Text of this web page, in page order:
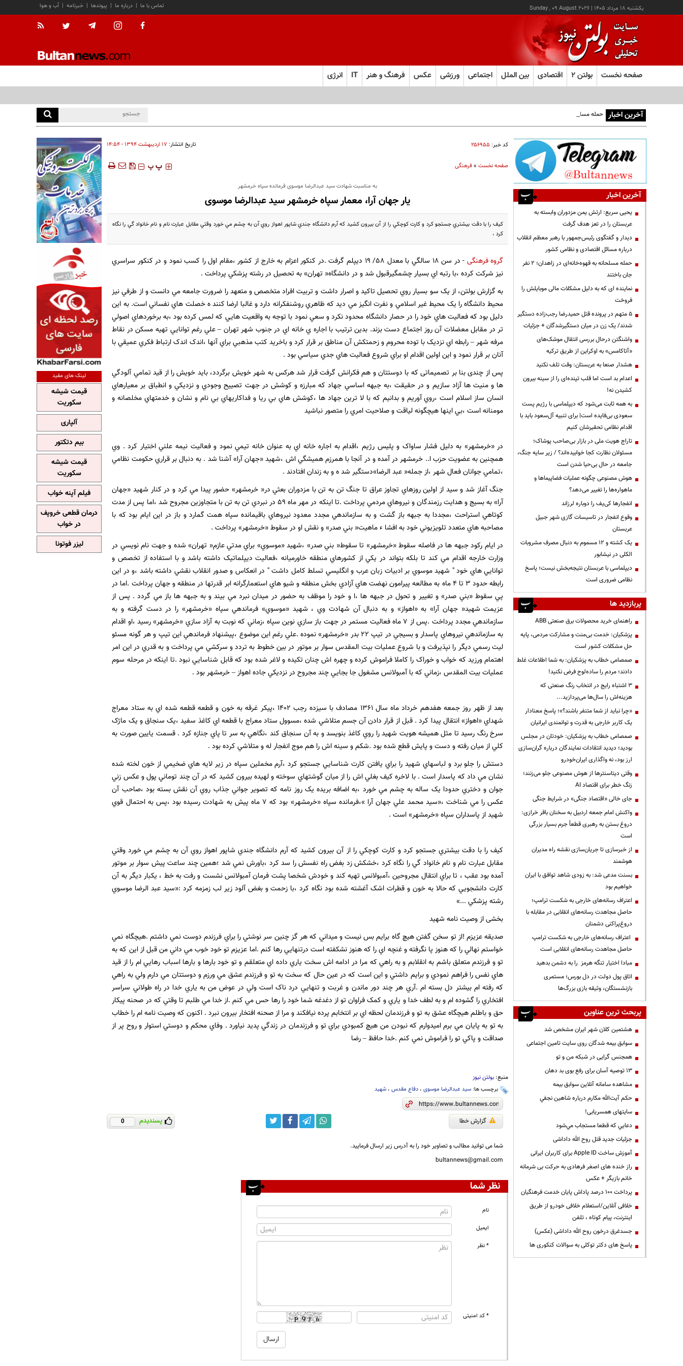
يکشنبه ۱۸ مرداد ۱۴۰۵ |
Sunday , 09 August 2026 آب و هوا | خبرنامه | پیوندها | درباره ما | تماس با ما
صفحه نخست بولتن ۲ اقتصادی بین الملل اجتماعی ورزشی عکس فرهنگ و هنر IT انرژی
آخرین اخبار حمله مسلحانه به قهوه‌خانه‌ای در زاهدان؛ ۲ نفر جان باختند
کد خبر: ۲۵۶۹۵۵ تاریخ انتشار: ۱۷ ارديبهشت ۱۳۹۴ - ۱۴:۵۴
صفحه نخست»فرهنگی ‍‍‍ پ پ
به مناسبت شهادت سید عبدالرضا موسوی فرمانده سپاه خرمشهر
یار جهان آرا، معمار سپاه خرمشهر سید عبدالرضا موسوی
کيف را با دقت بيشتري جستجو کرد و کارت کوچکي را از آن بيرون کشيد که آرم دانشگاه جندي شاپور اهواز روي آن به چشم مي خورد وقتي مقابل عبارت نام و نام خانواد گي را نگاه
کرد ،
گروه فرهنگی
- در سن 18 سالگي با معدل 58/ 19 ديپلم گرفت .در کنکور اعزام به خارج از کشور ،مقام اول را کسب نمود و در کنکور سراسري
نيز شرکت کرده ،با رتبه اي بسيار چشمگيرقبول شد و در دانشگاه« تهران» به تحصيل در رشته پزشکي پرداخت .
به گزارش بولتن، از يک سو بسيار روي تحصيل تاکيد و اصرار داشت و تربيت افراد متخصص و متعهد را ضرورت جامعه مي دانست و از طرفي نيز
محيط دانشگاه را يک محيط غير اسلامي و نفرت انگيز مي ديد که ظاهري روشنفکرانه دارد و غالبا ارضا کنند ه خصلت هاي نفساني است. به اين
دليل بود که فعاليت هاي خود را در حصار دانشگاه محدود نکرد و سعي نمود با توجه به واقعيت هايي که لمس کرده بود ،به برخوردهاي اصولي
تر در مقابل معضلات آن روز اجتماع دست بزند. بدين ترتيب با اجاره ي خانه اي در جنوب شهر تهران – علي رغم توانايي تهيه مسکن در نقاط
مرفه شهر – رابطه اي نزديک با توده محروم و زحمتکش آن مناطق بر قرار کرد و باخريد کتب مذهبي براي آنها ،اندک اندک ارتباط فکري عميقي با
آنان بر قرار نمود و اين اولين اقدام او براي شروع فعاليت هاي جدي سياسي بود .
پس از چندی بنا بر تصمیماتی که با دوستتان و هم فکرانش گرفت قرار شد هرکس به شهر خویش برگردد، بايد خويش را از قيد تمامي آلودگي
ها و منيت ها آزاد سازيم و در حقيقت ،به جبهه اساسي جهاد که مبارزه و کوشش در جهت تصييح وجودي و نزديکي و انطباق بر معيارهاي
انسان ساز اسلام است ،روي آوريم و بدانيم که با لا ترين جهاد ها ،کوشش هاي بي ريا و فداکاريهاي بي نام و نشان و خدمتهاي مخلصانه و
مومنانه است ،بي اينها هيچگونه لياقت و صلاحيت امري را متصور نباشيد
در «خرمشهر» به دليل فشار ساواک و پليس رژيم ،اقدام به اجاره خانه اي به عنوان خانه تيمي نمود و فعاليت نيمه علني اختيار کرد . وي
همچنين به عضويت حزب ا.. خرمشهر در آمده و در آنجا با همرزم هميشگي اش ،شهيد «جهان آرا» آشنا شد . به دنبال بر قراري حکومت نظامي
،تمامي جوانان فعال شهر ،از جمله« عبد الرضا»دستگير شد ه و به زندان افتادند .
جنگ آغاز شد و سيد از اولين روزهاي تجاوز عراق تا جنگ تن به تن با مزدوران بعثي در« خرمشهر» حضور پيدا مي کرد و در کنار شهيد «جهان
آرا» به بسيج و هدايت رزمندگان و نيروهاي مردمي پرداخت .تا اينکه در مهر ماه 59 در نبردي تن به تن با متجاوزين مجروح شد ،اما پس از مدت
کوتاهي استراحت ،مجددا به جبهه باز گشت و به سازماندهي مجدد معدود نيروهاي باقيمانده سپاه همت گمارد و باز در اين ايام بود که با
مصاحبه هاي متعدد تلويزيوني خود به افشا ء ماهيت« بني صدر» و نقش او در سقوط «خرمشهر» پرداخت .
در ايام رکود جبهه ها در فاصله سقوط «خرمشهر» تا سقوط« بني صدر» ،شهيد «موسوي» براي مدتي عازم« تهران» شده و جهت نام نويسي در
وزارت خارجه اقدام مي کند تا بلکه بتواند در يکي از کشورهاي منطقه خاورميانه ،فعاليت ديپلماتيک داشته باشد و با استفاده از تخصص و
توانايي هاي خود " شهيد موسوي بر ادبيات زبان عرب و انگليسي تسلط کامل داشت " در انعکاس و صدور انقلاب نقشي داشته باشد ،و در اين
رابطه حدود 3 تا 4 ماه به مطالعه پيرامون نهضت هاي آزادي بخش منطقه و شيو هاي استعمارگرانه ابر قدرتها در منطقه و جهان پرداخت .اما در
پي سقوط «بني صدر» و تغيير و تحول در جبهه ها ،ا و خود را موظف به حضور در ميدان نبرد مي بيند و به جبهه ها باز مي گردد . پس از
عزيمت شهيد« جهان آرا» به «اهواز» و به دنبال آن شهادت وي ، شهيد «موسوي» فرماندهي سپاه «خرمشهر» را در دست گرفته و به
سازماندهي مجدد پرداخت .پس از 7 ماه فعاليت مستمر در جهت باز سازي نوين سپاه ،زماني که نوبت به آزاد سازي «خرمشهر» رسيد ،او اقدام
به سازماندهي نيروهاي پاسدار و بسيجي در تيپ 22 بدر «خرمشهر» نموده .علي رغم اين موضوع ،پيشنهاد فرماندهي اين تيپ و هر گونه مسئو
ليت رسمي ديگر را نپذيرفت و با شروع عمليات بيت المقدس سوار بر موتور در بين خطوط به تردد و سرکشي مي پرداخت و به قدري در اين امر
اهتمام ورزيد که خواب و خوراک را کاملا فراموش کرده و چهره اش چنان تکيده و لاغر شده بود که قابل شناسايي نبود .تا اينکه در مرحله سوم
عمليات بيت المقدس ،زماني که با آمبولانس مشغول جا بجايي چند مجروح در نزديکي جاده اهواز – خرمشهر بود .
بعد از ظهر روز جمعه هفدهم خرداد ماه سال 1361 مصادف با سيزده رجب 1402 ،پيکر غرقه به خون و قطعه قطعه شده اي به ستاد معراج
شهداي «اهواز» انتقال پيدا کرد . قبل از قرار دادن آن جسم متلاشي شده ،مسوول ستاد معراج با قطعه اي کاغذ سفيد ،يک سنجاق و يک ماژک
سرخ رنگ رسيد تا مثل هميشه هويت شهيد را روي کاغذ بنويسد و به آن سنجاق کند ،نگاهي به سر تا پاي جنازه کرد . قسمت يايين صورت به
کلي از ميان رفته و دست و پايش قطع شده بود .شکم و سينه اش را هم موج انفجار له و متلاشي کرده بود .
دستش را جلو برد و لباسهاي شهيد را براي يافتن کارت شناسايي جستجو کرد ،آرم مخملين سپاه در زير لايه هاي ضخيمي از خون لخته شده
نشان مي داد که پاسدار است . با لاخره کيف بغلي اش را از ميان گوشتهاي سوخته و لهيده بيرون کشيد که در آن چند توماني پول و عکس زني
جوان و دختري حدودا يک ساله به چشم مي خورد ،به اضافه بريده يک روز نامه که تصوير جواني جذاب روي آن نقش بسته بود ،صاحب آن
عکس را مي شناخت ،«سيد محمد علي جهان آرا »،فرمانده سپاه «خرمشهر» بود که 7 ماه پيش به شهادت رسيده بود ،پس به احتمال قوي
شهيد از پاسداران سپاه «خرمشهر» است .
کيف را با دقت بيشتري جستجو کرد و کارت کوچکي را از آن بيرون کشيد که آرم دانشگاه جندي شاپور اهواز روي آن به چشم مي خورد وقتي
مقابل عبارت نام و نام خانواد گي را نگاه کرد ،خشکش زد بغض راه نفسش را سد کرد ،باورش نمي شد ؛همين چند ساعت پيش سوار بر موتور
آمده بود عقب ، تا براي انتقال مجروحين ،آمبولانس تهيه کند و خودش شخصا پشت فرمان آمبولانس نشست و رفت به خط ، يکبار ديگر به آن
کارت دانشجويي که حالا به خون و قطرات اشک آغشته شده بود نگاه کرد ،با زحمت و بغض آلود زير لب زمزمه کرد :«سيد عبد الرضا موسوي
رشته پزشکي ...»
بخشی از وصیت نامه شهید
صديقه عزيزم !از تو سخن گفتن هيچ گاه برايم بس نيست و ميداني که هر گز چنين سر نوشتي را براي فرزندم دوست نمي داشتم .هيچگاه نمي
خواستم نهالي را که هنوز پا نگرفته و غنچه اي را که هنوز نشکفته است درتنهايي رها کنم .اما عزيزم تو خود خوب مي داني من قبل از اين که به
تو و فرزندم متعلق باشم به انقلابم و به راهي که مرا در ادامه اش سخت ياري داده اي متعلقم و تو خود بارها و بارها اسباب رهايي ام را از قيد
هاي نفس را فراهم نمودي و برايم داشتي و اين است که در عين حال که سخت به تو و فرزندم عشق مي ورزم و دوستتان مي دارم ولي به راهي
که رفته ام بيشتر دل بسته ام .آري هر چند دور ماندن و غربت و تنهايي درد ناک است ولي در عوض من به ياري خدا در راه طولاني سراسر
افتخاري را گشوده ام و به لطف خدا و ياري و کمک فراوان تو از دغدغه شما خود را رها حس مي کنم .از خدا مي طلبم تا وقتي که در صحنه پيکار
حق و باطلم هيچگاه عشق به تو و فرزندمان لحظه اي بر انتخابم پرده نيافکند و مرا از صحنه افتخار بيرون نبرد . اکنون که وصيت نامه ام را خطاب
به تو به پايان مي برم اميدوارم که نبودن من هيچ کمبودي براي تو و فرزندمان در زندگي پديد نياورد . وفاي محکم و دوستي استوار و روح پر از
صداقت و پاکي تو را فراموش نمي کنم .خدا حافظ – رضا
منبع: بولتن نیوز
برچسب ها: سید عبدالرضا موسوی، دفاع مقدس، شهید
گزارش خطا پسندیدم 0
شما می توانید مطالب و تصاویر خود را به آدرس زیر ارسال فرمایید.
bultannews@gmail.com
نظر شما
نام
ایمیل
* نظر
* کد امنیتی
آخرین اخبار
یحیی سریع: ارتش یمن مزدوران وابسته به
عربستان را در تعز هدف گرفت
دیدار و گفتگوی رئیس‌جمهور با رهبر معظم انقلاب
درباره مسائل اقتصادی و نظامی کشور
حمله مسلحانه به قهوه‌خانه‌ای در زاهدان؛ ۲ نفر
جان باختند
نماینده ای که به دلیل مشکلات مالی موبایلش را
فروخت
۵ متهم در پرونده قتل حمیدرضا رجب‌زاده دستگیر
شدند/ یک زن در میان دستگیرشدگان + جزئیات
واشنگتن درحال بررسی انتقال موشک‌های
«آتاکامس» به اوکراین از طریق ترکیه
هشدار صنعا به عربستان: وقت تلف نکنید
اعدام بد است اما قلب تپنده‌ای را از سینه بیرون
کشیدن نه!
به همه ثابت می‌شود که دیپلماسی با رژیم پست
سعودی بی‌فایده است| برای تنبیه آل‌سعود باید با
اقدام نظامی تحقیرشان کنیم
تاراج هویت ملی در بازار بی‌صاحب پوشاک؛
مسئولان نظارت کجا خوابیده‌اند؟ / زیر سایه جنگ،
جامعه در حال بی‌حیا شدن است
هوش مصنوعی چگونه عملیات فضاپیماها و
ماهواره‌ها را تغییر می‌دهد؟
انفجارها کی‌یف را دوباره لرزاند
وقوع انفجار در تاسیسات گازی شهر جبیل
عربستان
یک کشته و ۱۲ مسموم به دنبال مصرف مشروبات
الکلی در نیشابور
دیپلماسی با عربستان نتیجه‌بخش نیست؛ پاسخ
نظامی ضروری است
پربازدید ها
راهنمای خرید محصولات برق صنعتی ABB
پزشکیان: خدمت بی‌منت و مشارکت مردمی، پایه
حل مشکلات کشور است
صمصامی خطاب به پزشکیان: به شما اطلاعات غلط
دادند؛ مردم را ساده‌لوح فرض نکنید!
3 اشتباه رایج در انتخاب رنگ صنعتی که
هزینه‌اش را سال‌ها می‌پردازید...
«چرا نباید از شما متنفر باشند؟»؛ پاسخ معنادار
یک کاربر خارجی به قدرت و توانمندی ایرانیان
صمصامی خطاب به پزشکیان: خودتان در مجلس
بودید؛ دیدید انتقادات نمایندگان درباره گران‌سازی
ارز بود، نه واگذاری ایران‌خودرو
وقتی دیتاسنترها از هوش مصنوعی جلو می‌زنند؛
زنگ خطر برای اقتصاد AI
جای خالی «اقتصاد جنگی» در شرایط جنگی
واکنش امام جمعه اردبیل به سخنان باقر خرازی:
دروغ بستن به رهبری قطعاً جرم بسیار بزرگی
است
از خبرسازی تا جریان‌سازی نقشه راه مدیران
هوشمند
بسنت مدعی شد: به زودی شاهد توافق با ایران
خواهیم بود
اعتراف رسانه‌های خارجی به شکست ترامپ؛
حاصل مجاهدت رسانه‌های انقلابی در مقابله با
دروغ‌پراکنی دشمنان
اعتراف رسانه‌های خارجی به شکست ترامپ
حاصل مجاهدت رسانه‌های انقلابی است
مبادا اختیار تنگه هرمز را به دشمن بدهید
اتاق پول دولت در دل بورس؛ مستمری
بازنشستگان، وثیقه بازی بزرگ‌ها
پربحث ترین عناوین
هشتمین کلان شهر ایران مشخص شد
سوابق بیمه شدگان روی سایت تامین اجتماعی
همجنس گرایی در شبکه من و تو
13 توصیه آسان برای رفع بوی بد دهان
مشاهده سامانه آنلاين سوابق بیمه
حكم آيت‌الله مكارم درباره شاهين نجفي
سایتهای همسریابی!
دعايي كه قطعا مستجاب مي‌شود
جزئیات جدید قتل روح الله داداشی
آموزش ساخت Apple ID برای کاربران ایرانی
راز خنده های اصغر فرهادی به حرکت بی شرمانه
خانم بازیگر + عکس
پرداخت ۱۰۰ درصد پاداش پایان خدمت فرهنگیان
خلافی آنلاین/استعلام خلافی خودرو از طریق
اینترنت، پیام کوتاه ، تلفن
جسدغرق درخون روح الله داداشی (عکس)
پاسخ های دکتر توکلی به سوالات کنکوری ها
لینک های مفید
قیمت شیشه
سکوریت
آلپاری
بیم دتکتور
قیمت شیشه
سکوریت
فیلم آپنه خواب
درمان قطعی خروپف
در خواب
لیزر فوتونا